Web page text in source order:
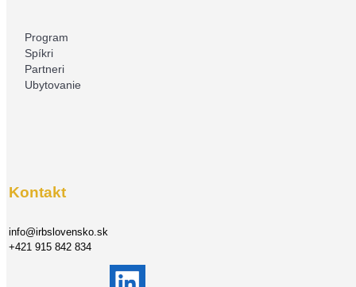
Program
Spíkri
Partneri
Ubytovanie
Kontakt
info@irbslovensko.sk
+421 915 842 834